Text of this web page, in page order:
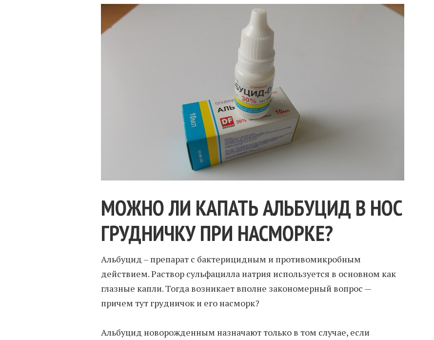
МОЖНО ЛИ КАПАТЬ АЛЬБУЦИД В НОС
ГРУДНИЧКУ ПРИ НАСМОРКЕ?
Альбуцид – препарат с бактерицидным и противомикробным
действием. Раствор сульфацилла натрия используется в основном как
глазные капли. Тогда возникает вполне закономерный вопрос —
причем тут грудничок и его насморк?
Альбуцид новорожденным назначают только в том случае, если